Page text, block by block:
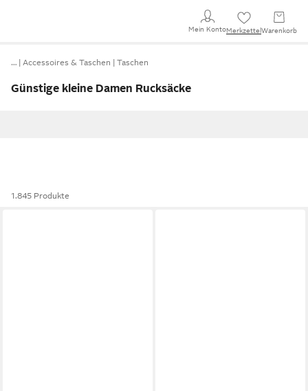
Mein KontoMerkzettel Warenkorb
… Accessoires & Taschen Taschen
Günstige kleine Damen Rucksäcke
1.845 Produkte